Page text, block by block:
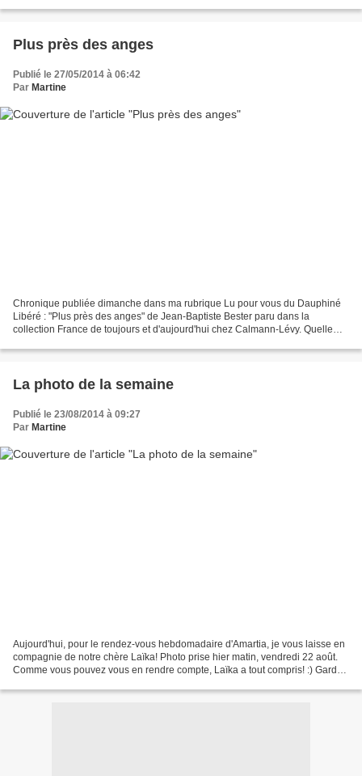
Plus près des anges
Publié le 27/05/2014 à 06:42
Par Martine
Chronique publiée dimanche dans ma rubrique Lu pour vous du Dauphiné
Libéré : "Plus près des anges" de Jean-Baptiste Bester paru dans la
collection France de toujours et d'aujourd'hui chez Calmann-Lévy. Quelle
La photo de la semaine
Publié le 23/08/2014 à 09:27
Par Martine
Aujourd'hui, pour le rendez-vous hebdomadaire d'Amartia, je vous laisse en
compagnie de notre chère Laïka! Photo prise hier matin, vendredi 22 août.
Comme vous pouvez vous en rendre compte, Laïka a tout compris! :) Garder